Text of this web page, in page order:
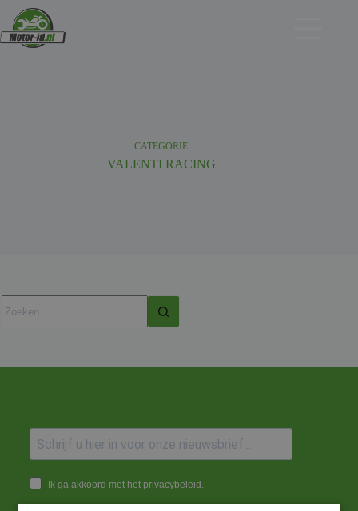
naar
de
inhoud
CATEGORIE
VALENTI RACING
resultaten
Ik ga akkoord met het privacybeleid.